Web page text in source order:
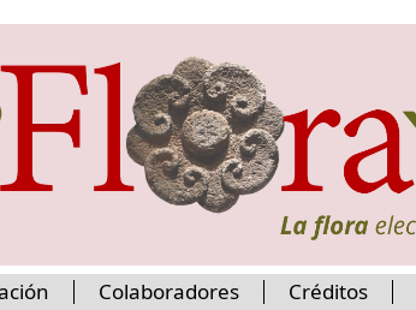
Colaboradores Créditos